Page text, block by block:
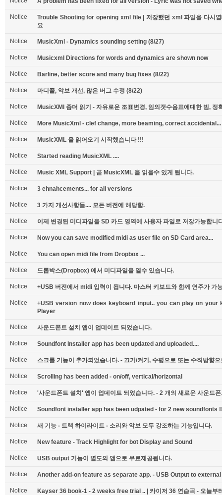
Notice
Trouble Shooting for opening xml file | 저장했던 xml 파일을 다시
요
Notice MusicXml - Dynamics sounding setting (8/27)
Notice Musicxml Directions for words and dynamics are shown now
Notice Barline, better score and many bug fixes (8/22)
Notice 마디줄, 악보 개선, 많은 버그 수정 (8/22)
Notice MusicXMl 좀더 읽기 - 자유로운 조표변경, 임의갯수음표에대한 빔, 정
Notice More MusicXml - clef change, more beaming, correct accidental...
Notice MusicXML 을 읽어오기 시작했습니다 !!!
Notice Started reading MusicXML ....
Notice Music XML Support | 곧 MusicXML 을 읽을수 있게 됩니다.
Notice 3 ehnahcements... for all versions
Notice 3 가지 개선사항들.... 모든 버전에 해당함.
Notice 이제 변경된 미디파일을 SD 카드 영역에 사용자 파일로 저장가능합니
Notice Now you can save modified midi as user file on SD Card area...
Notice You can open midi file from Dropbox ...
Notice 드롭박스(Dropbox) 에서 미디파일을 열수 있습니다.
Notice +USB 버전에서 midi 입력이 됩니다. 마스터 키보드와 함께 연주가 가
Notice
+USB version now does keyboard input.. you can play on your
Player
Notice 사운드폰트 설치 앱이 업데이트 되었습니다.
Notice Soundfont Installer app has been updated and uploaded....
Notice 스크롤 기능이 추가되었습니다. - 끄기/켜기, 수평으로 또는 수직방향으
Notice Scrolling has been added - on/off, vertical/horizontal
Notice '사운드폰트 설치' 앱이 업데이트 되었습니다. - 2 개의 새로운 사운드
Notice Soundfont installer app has been udpated - for 2 new soundfonts
Notice 새 기능 - 트랙 하이라이트 - 소리와 악보 모두 강조하는 기능입니다.
Notice New feature - Track Highlight for bot Display and Sound
Notice USB output 기능이 별도의 앱으로 무료제공됩니다.
Notice Another add-on feature as separate app. - USB Output to
Notice Kayser 36 book-1 - 2 weeks free trial .. | 카이저 36 연습곡 - 오늘부